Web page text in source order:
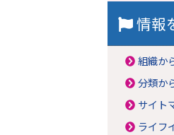
情報
組織か
分類か
サイト
ライフ